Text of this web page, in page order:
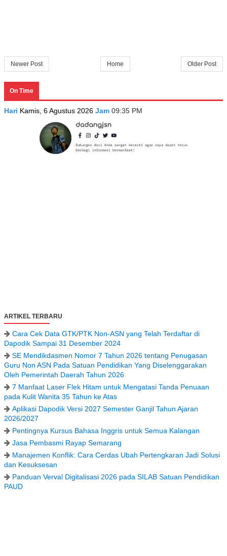
Newer Post Older Post
Home
On Time
Hari Kamis, 6 Agustus 2026 Jam 09:35 PM
ARTIKEL TERBARU
Cara Cek Data GTK/PTK Non-ASN yang Telah Terdaftar di
Dapodik Sampai 31 Desember 2024
SE Mendikdasmen Nomor 7 Tahun 2026 tentang Penugasan
Guru Non ASN Pada Satuan Pendidikan Yang Diselenggarakan
Oleh Pemerintah Daerah Tahun 2026
7 Manfaat Laser Flek Hitam untuk Mengatasi Tanda Penuaan
pada Kulit Wanita 35 Tahun ke Atas
Aplikasi Dapodik Versi 2027 Semester Ganjil Tahun Ajaran
2026/2027
Pentingnya Kursus Bahasa Inggris untuk Semua Kalangan
Jasa Pembasmi Rayap Semarang
Manajemen Konflik: Cara Cerdas Ubah Pertengkaran Jadi Solusi
dan Kesuksesan
Panduan Verval Digitalisasi 2026 pada SILAB Satuan Pendidikan
PAUD